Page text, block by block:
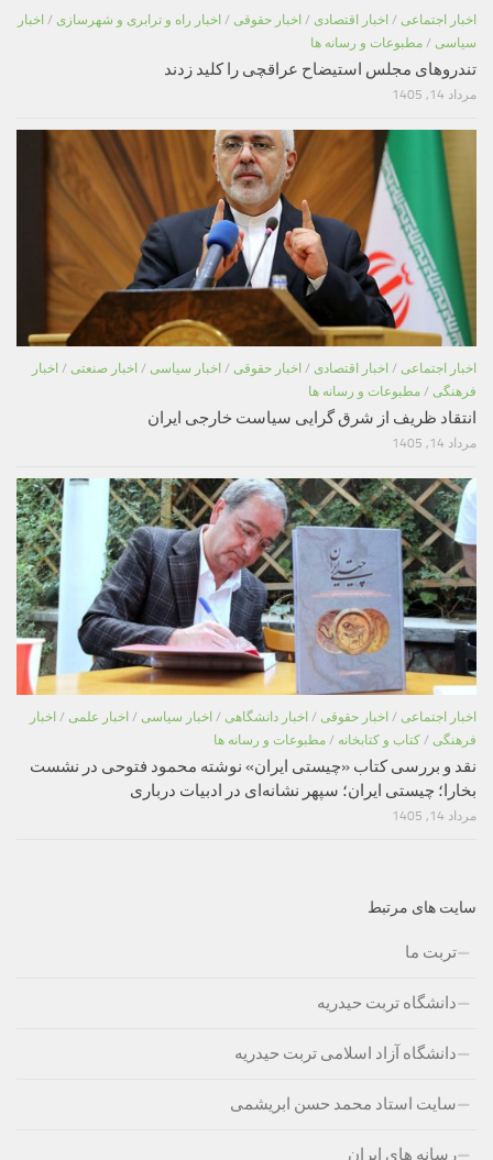
اخبار اجتماعی / اخبار اقتصادی / اخبار حقوقی / اخبار راه و ترابری و شهرسازی / اخبار
سیاسی / مطبوعات و رسانه ها
تندروهای مجلس استیضاح عراقچی را کلید زدند
مرداد 14, 1405
اخبار اجتماعی / اخبار اقتصادی / اخبار حقوقی / اخبار سیاسی / اخبار صنعتی / اخبار
فرهنگی / مطبوعات و رسانه ها
انتقاد ظریف از شرق گرایی سیاست خارجی ایران
مرداد 14, 1405
اخبار اجتماعی / اخبار حقوقی / اخبار دانشگاهی / اخبار سیاسی / اخبار علمی / اخبار
فرهنگی / کتاب و کتابخانه / مطبوعات و رسانه ها
نقد و بررسی کتاب «چیستی ایران» نوشته محمود فتوحی در نشست
بخارا؛ چیستی ایران؛ سپهر نشانه‌ای در ادبیات درباری
مرداد 14, 1405
سایت های مرتبط
تربت ما
دانشگاه تربت حیدریه
دانشگاه آزاد اسلامی تربت حیدریه
سایت استاد محمد حسن ابریشمی
رسانه های ایران